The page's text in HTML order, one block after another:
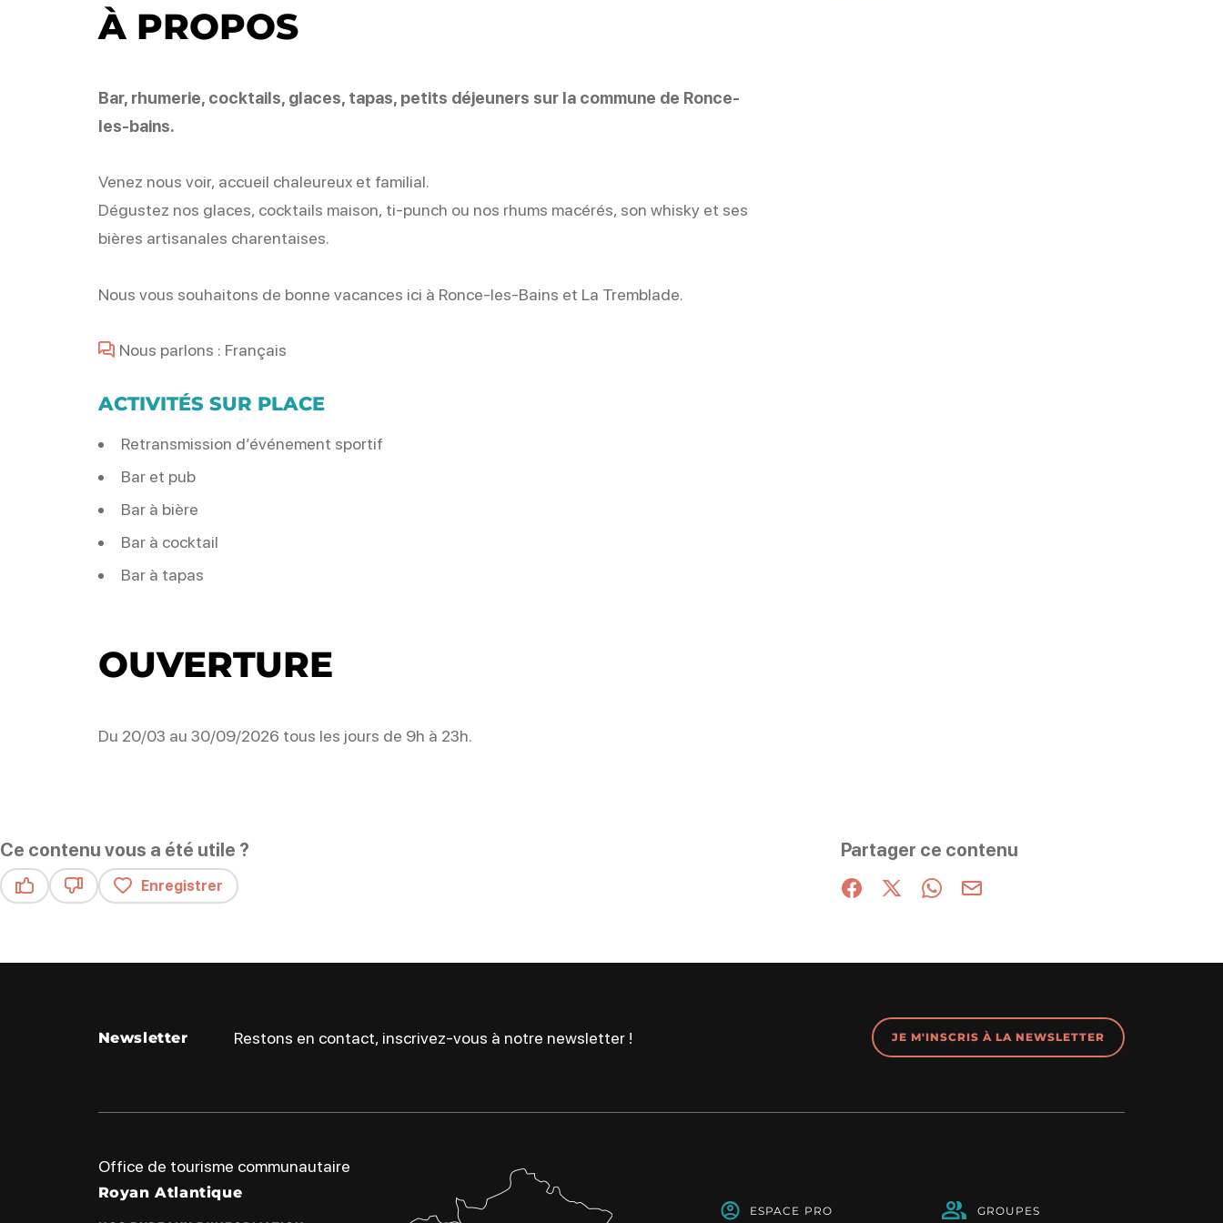
À PROPOS
Bar, rhumerie, cocktails, glaces, tapas, petits déjeuners sur la commune de Ronce-
les-bains.
Venez nous voir, accueil chaleureux et familial.
Dégustez nos glaces, cocktails maison, ti-punch ou nos rhums macérés, son whisky et ses
bières artisanales charentaises.
Nous vous souhaitons de bonne vacances ici à Ronce-les-Bains et La Tremblade.
Nous parlons : Français
ACTIVITÉS SUR PLACE
Retransmission d’événement sportif
Bar et pub
Bar à bière
Bar à cocktail
Bar à tapas
OUVERTURE
Du 20/03 au 30/09/2026 tous les jours de 9h à 23h.
Ce contenu vous a été utile ?
Enregistrer
Partager ce contenu
Partager sur Facebook (nouvelle fenêtre)
Partager sur X / Twitter (nouvelle fenêtre)
Partager sur WhatsApp
Partager par mail
Newsletter Restons en contact, inscrivez-vous à notre newsletter ! JE M'INSCRIS À LA NEWSLETTER
Office de tourisme communautaire
Royan Atlantique
ESPACE PRO GROUPES